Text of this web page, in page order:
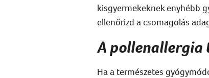
kisgyermekeknek enyhébb
ellenőrizd a csomagolás
A pollenallergia
Ha a természetes